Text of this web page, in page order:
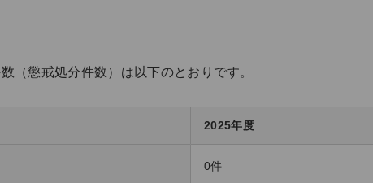
（懲戒処分件数）は以下のとおりです。
2025年度
0件